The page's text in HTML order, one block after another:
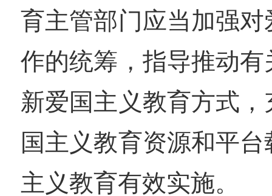
育主管部门应当加强
作的统筹，指导推动
新爱国主义教育方式
国主义教育资源和平
主义教育有效实施。